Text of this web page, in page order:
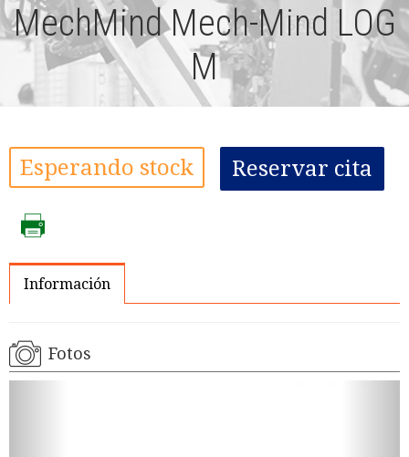
MechMind Mech-Mind LOG
M
Esperando stock Reservar cita
Información
Fotos